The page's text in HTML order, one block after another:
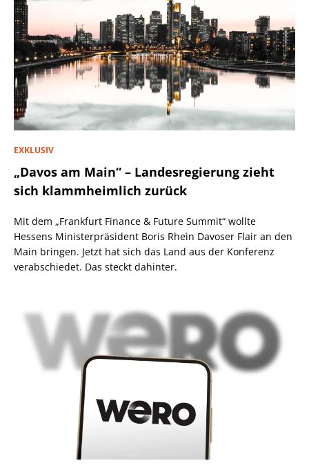
EXKLUSIV
„Davos am Main“ – Landesregierung zieht
sich klammheimlich zurück
Mit dem „Frankfurt Finance & Future Summit“ wollte
Hessens Ministerpräsident Boris Rhein Davoser Flair an den
Main bringen. Jetzt hat sich das Land aus der Konferenz
verabschiedet. Das steckt dahinter.